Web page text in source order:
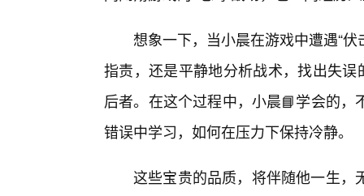
想象一下，当小晨在游戏中遭遇“
指责，还是平静地分析战术，找出失
后者。在这个过程中，小晨📘学会的
错误中学习，如何在压力下保持冷静。
这些宝贵的品质，将伴随他一生，